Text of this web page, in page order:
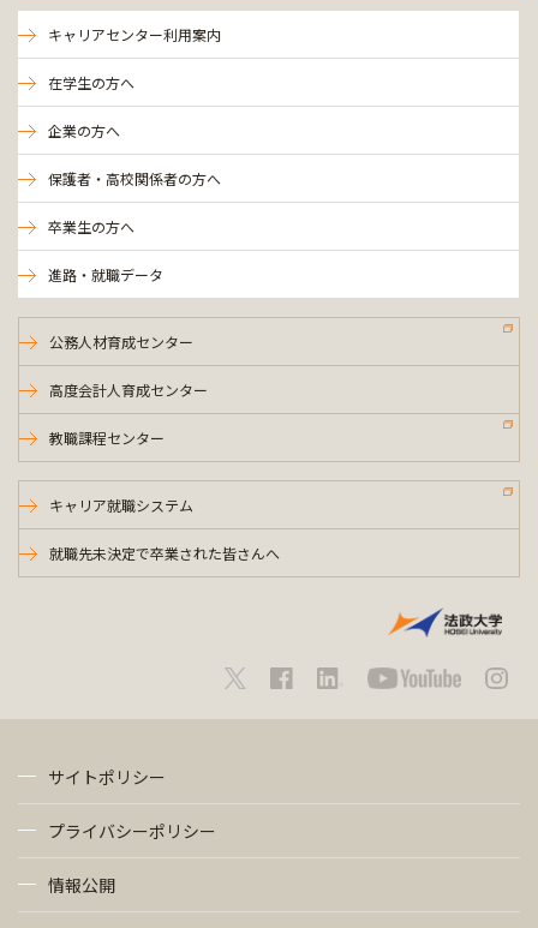
キャリアセンター利用案内
在学生の方へ
企業の方へ
保護者・高校関係者の方へ
卒業生の方へ
進路・就職データ
公務人材育成センター
高度会計人育成センター
教職課程センター
キャリア就職システム
就職先未決定で卒業された皆さんへ
サイトポリシー
プライバシーポリシー
情報公開